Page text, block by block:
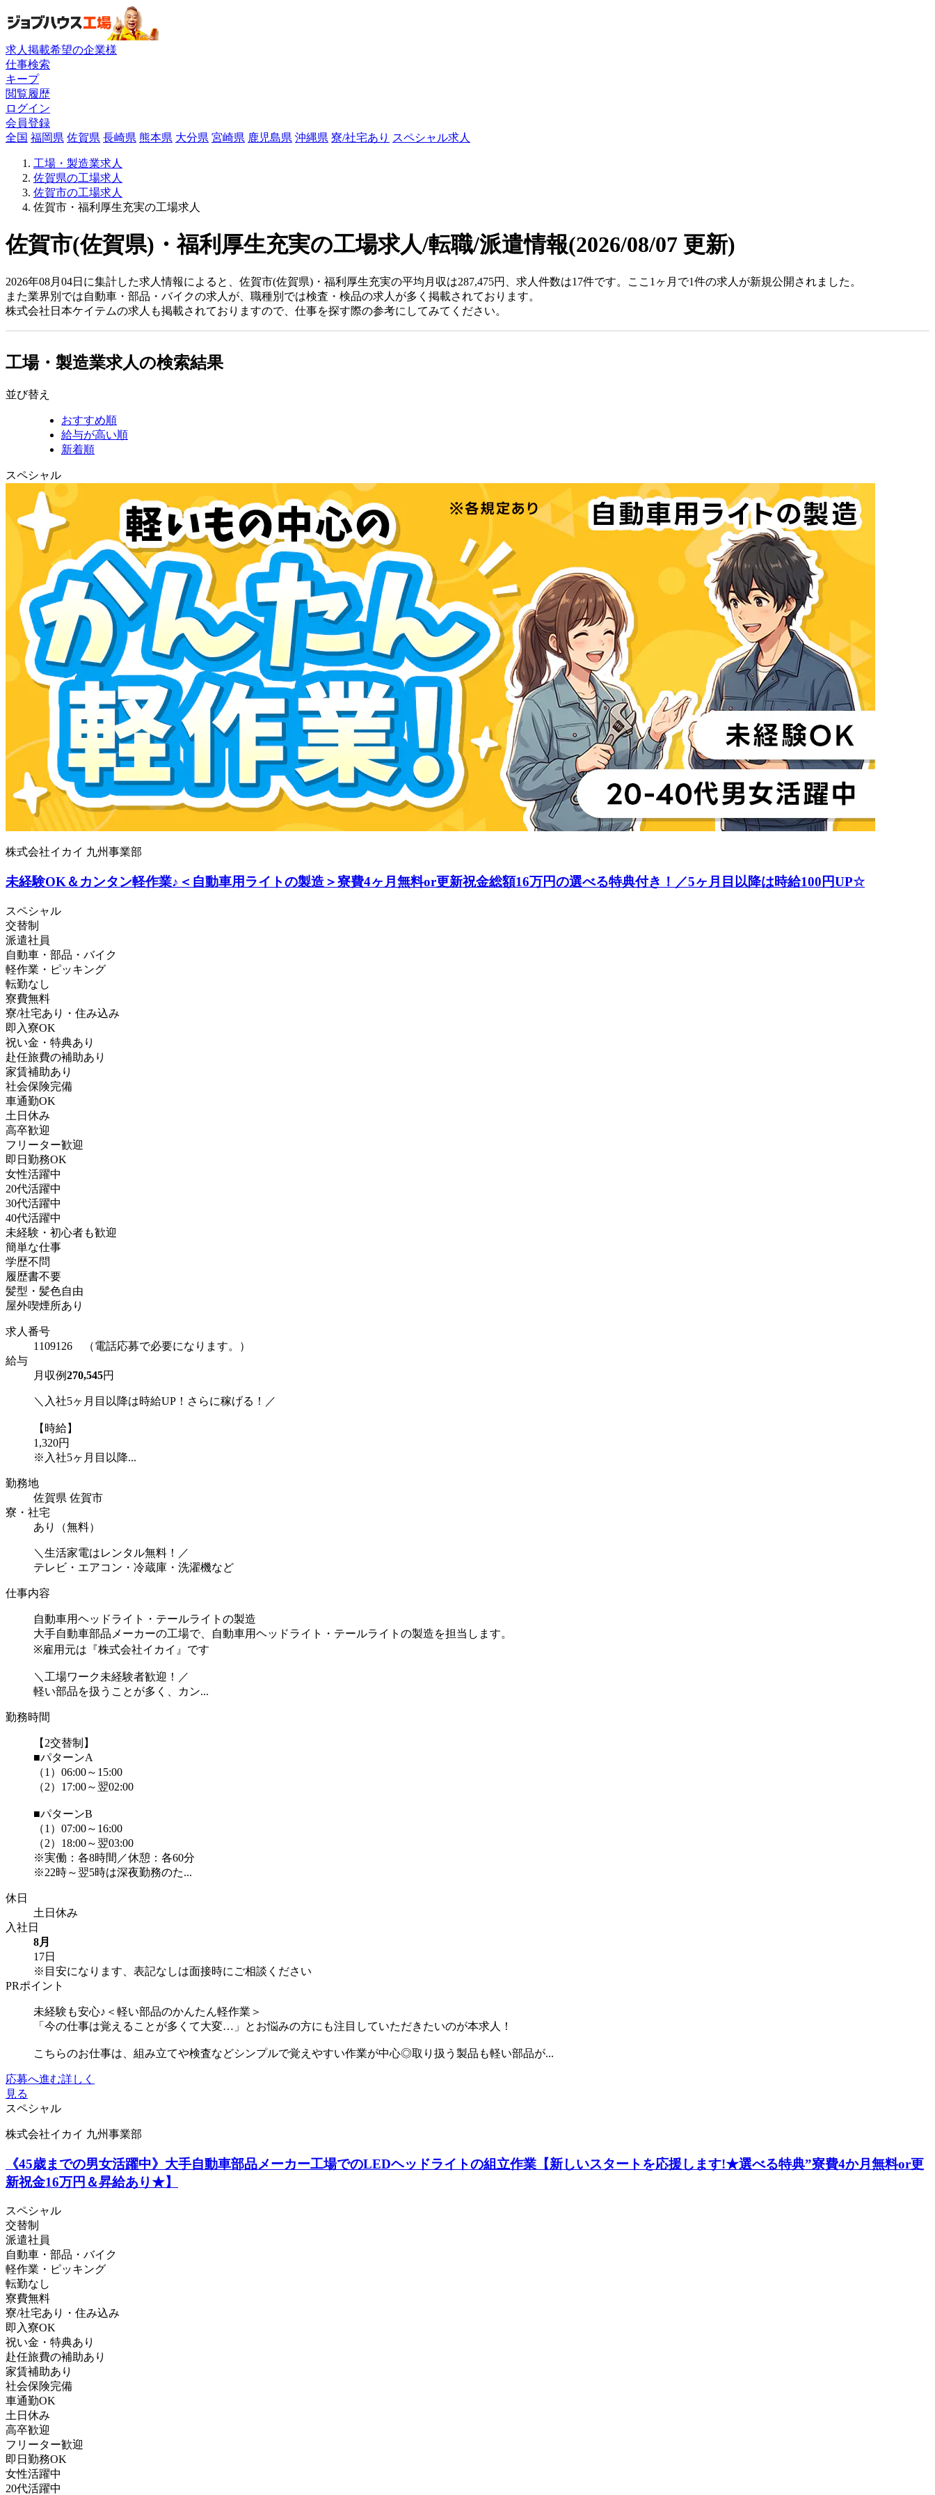
求人掲載希望の企業様
仕事検索
キープ
閲覧履歴
ログイン
会員登録
全国 福岡県 佐賀県 長崎県 熊本県 大分県 宮崎県 鹿児島県 沖縄県 寮/社宅あり スペシャル求人
工場・製造業求人
佐賀県の工場求人
佐賀市の工場求人
佐賀市・福利厚生充実の工場求人
佐賀市(佐賀県)・福利厚生充実の工場求人/転職/派遣情報(2026/08/07 更新)
2026年08月04日に集計した求人情報によると、佐賀市(佐賀県)・福利厚生充実の平均月収は287,475円、求人件数は17件です。ここ1ヶ月で1件の求人が新規公開されました。
また業界別では自動車・部品・バイクの求人が、職種別では検査・検品の求人が多く掲載されております。
株式会社日本ケイテムの求人も掲載されておりますので、仕事を探す際の参考にしてみてください。
工場・製造業求人の検索結果
並び替え
おすすめ順
給与が高い順
新着順
スペシャル
株式会社イカイ 九州事業部
未経験OK＆カンタン軽作業♪＜自動車用ライトの製造＞寮費4ヶ月無料or更新祝金総額16万円の選べる特典付き！／5ヶ月目以降は時給100円UP☆
スペシャル
交替制
派遣社員
自動車・部品・バイク
軽作業・ピッキング
転勤なし
寮費無料
寮/社宅あり・住み込み
即入寮OK
祝い金・特典あり
赴任旅費の補助あり
家賃補助あり
社会保険完備
車通勤OK
土日休み
高卒歓迎
フリーター歓迎
即日勤務OK
女性活躍中
20代活躍中
30代活躍中
40代活躍中
未経験・初心者も歓迎
簡単な仕事
学歴不問
履歴書不要
髪型・髪色自由
屋外喫煙所あり
求人番号
1109126 （電話応募で必要になります。）
給与
月収例270,545円
＼入社5ヶ月目以降は時給UP！さらに稼げる！／
【時給】
1,320円
※入社5ヶ月目以降...
勤務地
佐賀県 佐賀市
寮・社宅
あり（無料）
＼生活家電はレンタル無料！／
テレビ・エアコン・冷蔵庫・洗濯機など
仕事内容
自動車用ヘッドライト・テールライトの製造
大手自動車部品メーカーの工場で、自動車用ヘッドライト・テールライトの製造を担当します。
※雇用元は『株式会社イカイ』です
＼工場ワーク未経験者歓迎！／
軽い部品を扱うことが多く、カン...
勤務時間
【2交替制】
■パターンA
（1）06:00～15:00
（2）17:00～翌02:00
■パターンB
（1）07:00～16:00
（2）18:00～翌03:00
※実働：各8時間／休憩：各60分
※22時～翌5時は深夜勤務のた...
休日
土日休み
入社日
8月
17日
※目安になります、表記なしは面接時にご相談ください
PRポイント
未経験も安心♪＜軽い部品のかんたん軽作業＞
「今の仕事は覚えることが多くて大変…」とお悩みの方にも注目していただきたいのが本求人！
こちらのお仕事は、組み立てや検査などシンプルで覚えやすい作業が中心◎取り扱う製品も軽い部品が...
応募へ進む詳しく
見る
スペシャル
株式会社イカイ 九州事業部
《45歳までの男女活躍中》大手自動車部品メーカー工場でのLEDヘッドライトの組立作業【新しいスタートを応援します!★選べる特典”寮費4か月無料or更
新祝金16万円＆昇給あり★】
スペシャル
交替制
派遣社員
自動車・部品・バイク
軽作業・ピッキング
転勤なし
寮費無料
寮/社宅あり・住み込み
即入寮OK
祝い金・特典あり
赴任旅費の補助あり
家賃補助あり
社会保険完備
車通勤OK
土日休み
高卒歓迎
フリーター歓迎
即日勤務OK
女性活躍中
20代活躍中